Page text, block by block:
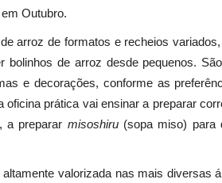
Outubro.
arroz de formatos e recheios
bolinhos de arroz desde pequenos.
e decorações, conforme as
oficina prática vai ensinar a preparar
a preparar misoshiru(sopa miso) para
valorizada nas mais diversas